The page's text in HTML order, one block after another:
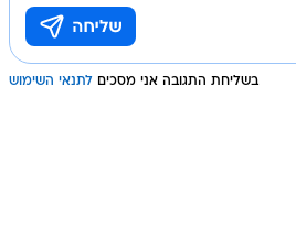
בשליחת התגובה אני מסכים לתנאי השימוש